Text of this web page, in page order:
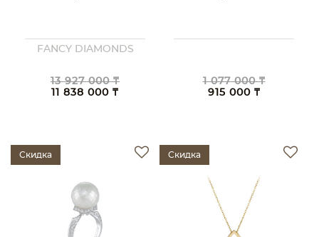
FANCY DIAMONDS
13 927 000 ₸
11 838 000 ₸
1 077 000 ₸
915 000 ₸
Скидка Скидка